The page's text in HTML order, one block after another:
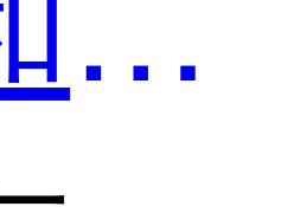
好